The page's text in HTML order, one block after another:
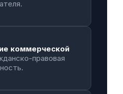
коммерческой
правовая